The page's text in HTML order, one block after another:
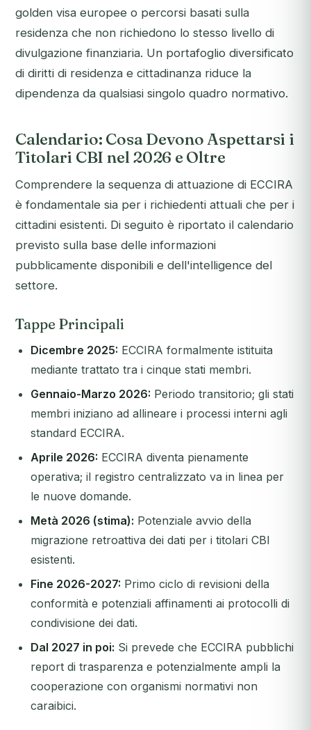
golden visa europee o percorsi basati sulla
residenza che non richiedono lo stesso livello di
divulgazione finanziaria. Un portafoglio diversificato
di diritti di residenza e cittadinanza riduce la
dipendenza da qualsiasi singolo quadro normativo.
Calendario: Cosa Devono Aspettarsi i
Titolari CBI nel 2026 e Oltre
Comprendere la sequenza di attuazione di ECCIRA
è fondamentale sia per i richiedenti attuali che per i
cittadini esistenti. Di seguito è riportato il calendario
previsto sulla base delle informazioni
pubblicamente disponibili e dell'intelligence del
settore.
Tappe Principali
Dicembre 2025: ECCIRA formalmente istituita
mediante trattato tra i cinque stati membri.
Gennaio-Marzo 2026: Periodo transitorio; gli stati
membri iniziano ad allineare i processi interni agli
standard ECCIRA.
Aprile 2026: ECCIRA diventa pienamente
operativa; il registro centralizzato va in linea per
le nuove domande.
Metà 2026 (stima): Potenziale avvio della
migrazione retroattiva dei dati per i titolari CBI
esistenti.
Fine 2026-2027: Primo ciclo di revisioni della
conformità e potenziali affinamenti ai protocolli di
condivisione dei dati.
Dal 2027 in poi: Si prevede che ECCIRA pubblichi
report di trasparenza e potenzialmente ampli la
cooperazione con organismi normativi non
caraibici.